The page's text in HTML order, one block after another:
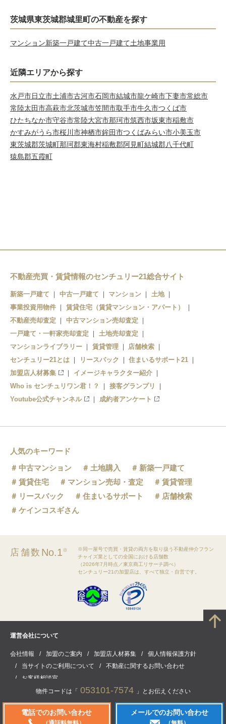
物件コードは「 053101-7574 」とお伝えください
電話でのお問い合わせ メールでのお問い合わせ
茨城県東茨城郡城里町の不動産を探す
マンション新築一戸建て中古一戸建て土地事業用
近隣エリアから探す
水戸市日立市土浦市古河市石岡市結城市龍ケ崎市下妻市常総市
常陸太田市高萩市北茨城市笠間市取手市牛久市つくば市
ひたちなか市守谷市常陸大宮市那珂市筑西市坂東市稲敷市
かすみがうら市桜川市神栖市鉾田市つくばみらい市小美玉市
東茨城郡茨城町那珂郡東海村稲敷郡阿見町結城郡八千代町
猿島郡五霞町
不動産売買・賃貸情報のセンチュリー21総合サイト
新築一戸建て 中古一戸建て マンション
土地
事業投資用物件
賃貸住宅（賃貸マンション・アパート）
不動産売却査定
中古マンション売却査定
一戸建て・一軒家売却査定
土地売却査定
マンションライブラリー
賃貸管理
店舗検索
センチュリー21とは
リースバック
住まいるサポート21
加盟店人材募集
イメージキャラクター紹介
Who is センチュリワン君！？
接客グランプリ
Youtube公式チャンネル
成約者アンケート
人気のキーワード
中古マンション
土地購入
新築一戸建て
賃貸住宅
マンション売却・査定
賃貸管理
リースバック
住まいるサポート
店舗検索
ケインコスギさん
店舗数 No.1※
※同一屋号で売買・賃貸の両方を取り扱う不動産仲介フラン
チャイズ業としての全国における店舗数
（2026年7月時点／東京商工リサーチ調べ）
センチュリー21の加盟店は、すべて独立・自営です。
運営会社について
会社情報 加盟のご案内 加盟店人材募集
個人情報保護方針
当サイトのご利用について
不動産に関するお問い合わせ
お客様相談室
(C) CENTURY21 Real Estate of Japan Ltd. All rights reserved.